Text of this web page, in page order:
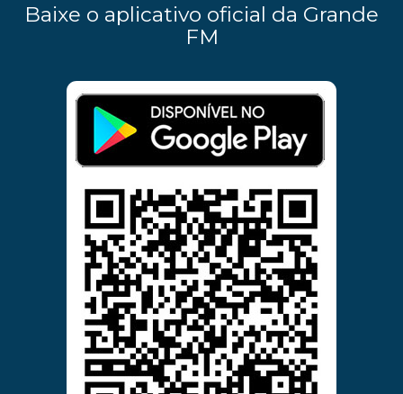
Baixe o aplicativo oficial da Grande
FM